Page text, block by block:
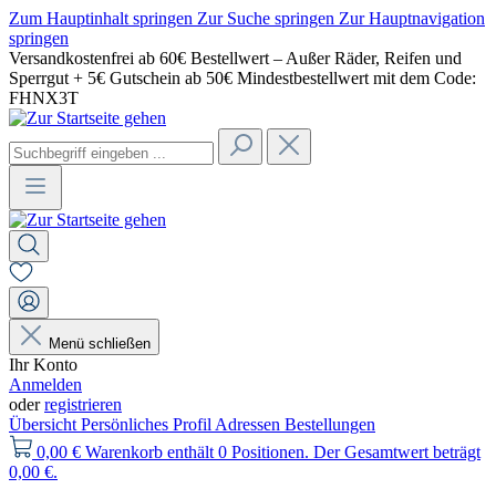
Zum Hauptinhalt springen Zur Suche springen Zur Hauptnavigation
springen
Versandkostenfrei ab 60€ Bestellwert – Außer Räder, Reifen und
Sperrgut + 5€ Gutschein ab 50€ Mindestbestellwert mit dem Code:
FHNX3T
Menü schließen
Ihr Konto
Anmelden
oderregistrieren
Übersicht Persönliches Profil Adressen Bestellungen
0,00 € Warenkorb enthält 0 Positionen. Der Gesamtwert beträgt
0,00 €.